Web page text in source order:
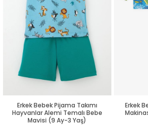
Erkek Bebek Pijama Takımı
Hayvanlar Alemi Temalı Bebe
Mavisi (9 Ay-3 Yaş)
Erkek